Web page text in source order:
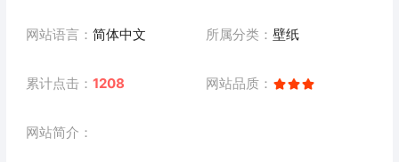
网站语言： 简体中文 所属分类： 壁纸
累计点击： 1208 网站品质：
网站简介：